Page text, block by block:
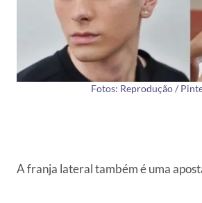
Fotos: Reprodução /
A franja lateral também é uma